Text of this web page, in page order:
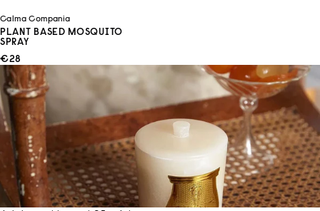
Calma Compania
PLANT BASED MOSQUITO
SPRAY
ANGEBOT
€28